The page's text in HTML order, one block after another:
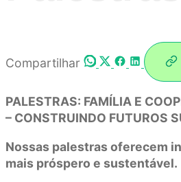
Compartilhar
PALESTRAS: FAMÍLIA E
– CONSTRUINDO FUTUROS
Nossas palestras oferecem
mais próspero e sustentável.